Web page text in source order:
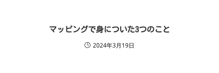
マッピングで身についた3つのこと
2024年3月19日